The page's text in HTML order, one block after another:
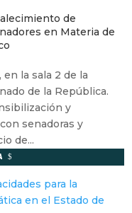
de
en Materia de
la sala 2 de la
de la República.
y
senadoras y
de...